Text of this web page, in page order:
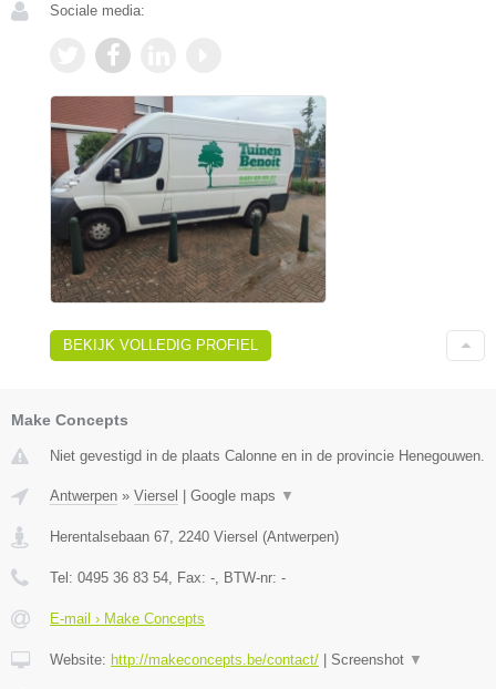
Sociale media:
BEKIJK VOLLEDIG PROFIEL
Make Concepts
Niet gevestigd in de plaats Calonne en in de provincie Henegouwen.
Antwerpen » Viersel | Google maps ▼
Herentalsebaan 67 2240 Viersel (Antwerpen)
Tel: 0495 36 83 54 , Fax: - , BTW-nr: -
E-mail › Make Concepts
Website: http://makeconcepts.be/contact/ | Screenshot ▼